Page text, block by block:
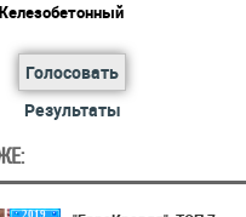
Голосовать
Результаты
2019